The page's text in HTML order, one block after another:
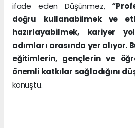
ifade eden Düşünmez,
doğru kullanabilmek ve
hazırlayabilmek, kariyer
adımları arasında yer alıyor.
eğitimlerin, gençlerin ve
önemli katkılar sağladığını
konuştu.